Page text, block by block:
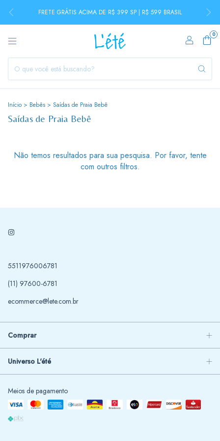
FRETE GRÁTIS ACIMA DE R$ 399 SP | R$ 599 BRASIL
0
Início > Bebês > Saídas de Praia Bebê
Saídas de Praia Bebê
Não temos resultados para sua pesquisa. Por favor, tente
com outros filtros.
5511976006781
(11) 97600-6781
ecommerce@lete.com.br
Comprar
Universo L'été
Meios de pagamento